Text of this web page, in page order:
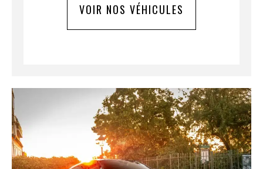
VOIR NOS VÉHICULES